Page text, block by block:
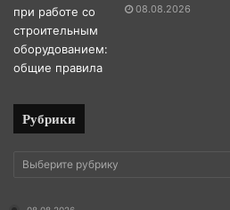
08.08.2026
Рубрики
Рубрики